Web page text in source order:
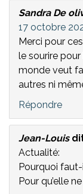
Sandra De
17 octobre
Merci pour
le sourire
monde veut
autres ni
Répondre
Jean-Louis
Actualité:
Pourquoi
Pour qu’elle